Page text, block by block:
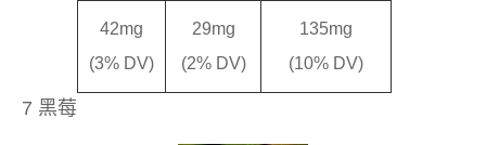
7 黑莓
42mg
(3% DV)
29mg
(2% DV)
135mg
(10% DV)